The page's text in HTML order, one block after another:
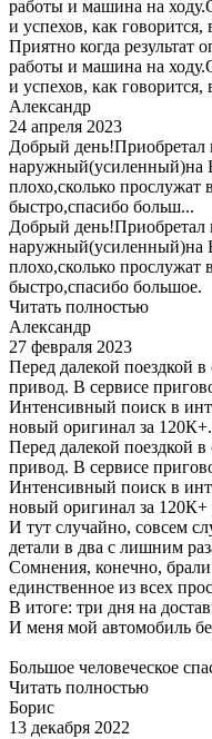
работы и машина на
и успехов, как говорится,
Приятно когда результат
работы и машина на
и успехов, как говорится,
Александр
24 апреля 2023
Добрый день!Приобретал
наружный(усиленный)на
плохо,сколько
быстро,спасибо больш...
Добрый день!Приобретал
наружный(усиленный)на
плохо,сколько
быстро,спасибо большое.
Читать полностью
Александр
27 февраля 2023
Перед далекой поездкой
привод. В сервисе
Интенсивный поиск в
новый оригинал за
Перед далекой поездкой
привод. В сервисе
Интенсивный поиск в
новый оригинал за 120К+
И тут случайно, совсем
детали в два с лишним
Сомнения, конечно,
единственное из всех
В итоге: три дня на
И меня мой автомобиль
Большое человеческое
Читать полностью
Борис
13 декабря 2022